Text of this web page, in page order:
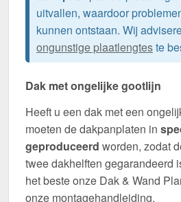
uitvallen, waardoor
kunnen ontstaan. Wij
ongunstige plaatlengteste
Dak met ongelijke gootlijn
Heeft u een dak met een
moeten de dakpanplaten in
geproduceerd worden, zodat
twee dakhelften gegarandeerd
het beste onze Dak & Wand
onze montagehandleiding.